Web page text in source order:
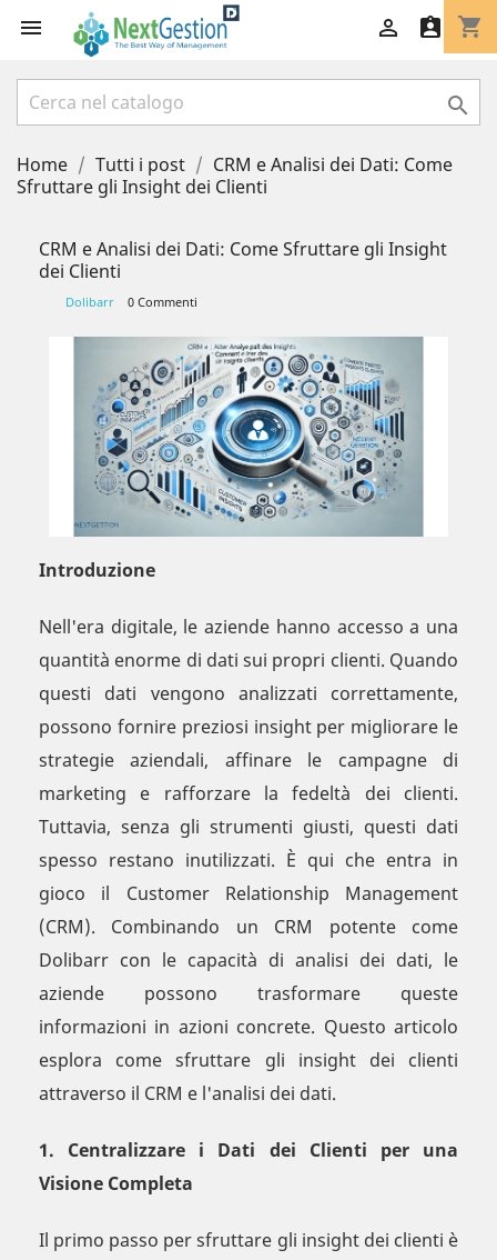
 shopping_cart
 

Home Tutti i post
CRM e Analisi dei Dati: Come
Sfruttare gli Insight dei Clienti
CRM e Analisi dei Dati: Come Sfruttare gli Insight
dei Clienti
Dolibarr 0 Commenti
Introduzione
Nell'era digitale, le aziende hanno accesso a una
quantità enorme di dati sui propri clienti. Quando
questi dati vengono analizzati correttamente,
possono fornire preziosi insight per migliorare le
strategie aziendali, affinare le campagne di
marketing e rafforzare la fedeltà dei clienti.
Tuttavia, senza gli strumenti giusti, questi dati
spesso restano inutilizzati. È qui che entra in
gioco il Customer Relationship Management
(CRM). Combinando un CRM potente come
Dolibarr con le capacità di analisi dei dati, le
aziende possono trasformare queste
informazioni in azioni concrete. Questo articolo
esplora come sfruttare gli insight dei clienti
attraverso il CRM e l'analisi dei dati.
1. Centralizzare i Dati dei Clienti per una
Visione Completa
Il primo passo per sfruttare gli insight dei clienti è